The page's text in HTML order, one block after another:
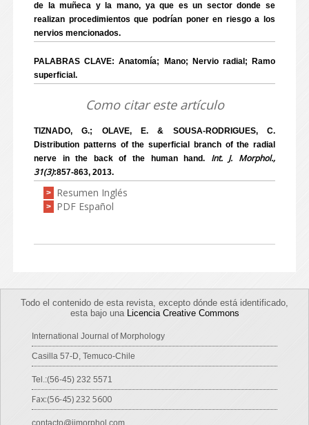
de la muñeca y la mano, ya que es un sector donde se
realizan procedimientos que podrían poner en riesgo a los
nervios mencionados.
PALABRAS CLAVE: Anatomía; Mano; Nervio radial; Ramo
superficial.
Como citar este artículo
TIZNADO, G.; OLAVE, E. & SOUSA-RODRIGUES, C.
Distribution patterns of the superficial branch of the radial
nerve in the back of the human hand. Int. J. Morphol.,
31(3):857-863, 2013.
> Resumen Inglés
> PDF Español
Todo el contenido de esta revista, excepto dónde está identificado,
esta bajo una Licencia Creative Commons
International Journal of Morphology
Casilla 57-D, Temuco-Chile
Tel.:(56-45) 232 5571
Fax:(56-45) 232 5600
contacto@ijmorphol.com